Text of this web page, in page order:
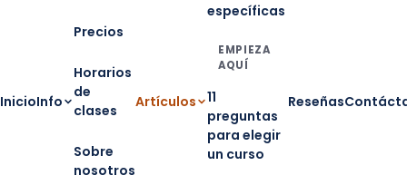
InicioInfo
Precios
Horarios
de
clases
Sobre
nosotros
Artículos
específicas
EMPIEZA
AQUÍ
11
preguntas
para elegir
un curso
Reseñas